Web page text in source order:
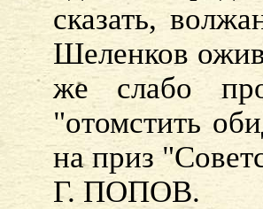
сказать,
Шеленков
же слабо
"отомстить
на приз
Г. ПОПОВ.